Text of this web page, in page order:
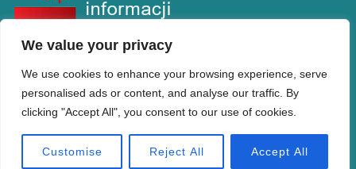
We value your privacy
We use cookies to enhance your browsing experience, serve
personalised ads or content, and analyse our traffic. By
clicking "Accept All", you consent to our use of cookies.
Customise Reject All Accept All
Copyright © PANS w Krośnie